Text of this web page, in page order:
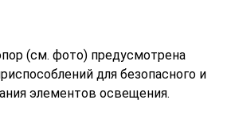
(см. фото) предусмотрена
для безопасного и
элементов освещения.